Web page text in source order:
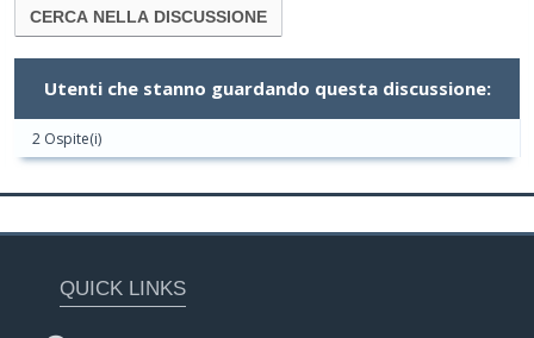
Utenti che stanno guardando questa discussione:
2 Ospite(i)
QUICK LINKS